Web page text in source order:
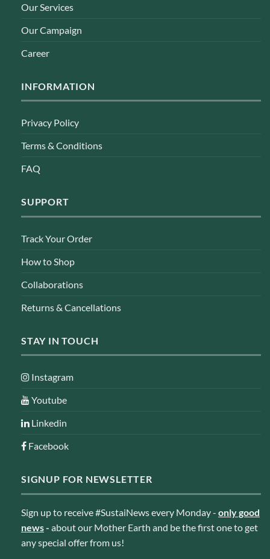
Our Services
Our Campaign
Career
INFORMATION
Privacy Policy
Terms & Conditions
FAQ
SUPPORT
Track Your Order
How to Shop
Collaborations
Returns & Cancellations
STAY IN TOUCH
Instagram
Youtube
Linkedin
Facebook
SIGNUP FOR NEWSLETTER
Sign up to receive #SustaiNews every Monday - only good
news- about our Mother Earth and be the first one to get
any special offer from us!